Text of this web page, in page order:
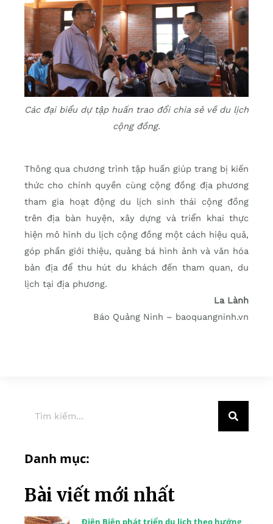
Các đại biểu dự tập huấn trao đổi chia sẻ về du lịch
cộng đồng.
Thông qua chương trình tập huấn giúp trang bị kiến
thức cho chính quyền cùng cộng đồng địa phương
tham gia hoạt động du lịch sinh thái cộng đồng
trên địa bàn huyện, xây dựng và triển khai thực
hiện mô hình du lịch cộng đồng một cách hiệu quả,
góp phần giới thiệu, quảng bá hình ảnh và văn hóa
bản địa để thu hút du khách đến tham quan, du
lịch tại địa phương.
La Lành
Báo Quảng Ninh – baoquangninh.vn
Danh mục:
Bài viết mới nhất
Điện Biên phát triển du lịch theo hướng